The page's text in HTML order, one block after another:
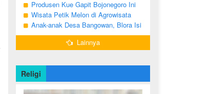
Sumodikaran RT 004 RW 002,
Kecamatan Dander, Kabupaten
Bojonegoro, Jawa ...
Produsen Kue Gapit Bojonegoro Ini
Banjir Pesanan Hingga Puluhan Juta
di Bulan Ramadan
Wisata Petik Melon di Agrowisata
Girli Farm Blora, Tak Sampai 5 Hari
Sudah Ludes Terjual
Anak-anak Desa Bangowan, Blora Isi
Waktu Jelang Buka Puasa dengan
Latihan GamelanLainnya
Religi